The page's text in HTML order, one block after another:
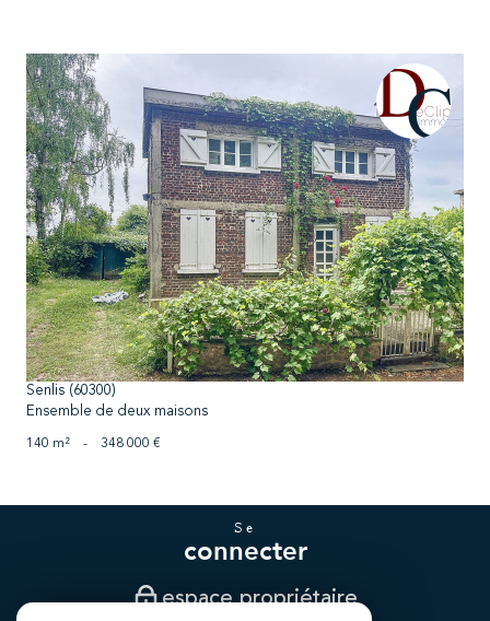
voir le bien
Senlis (60300)
Ensemble de deux maisons
140 m² - 348 000 €
se
connecter
espace propriétaire